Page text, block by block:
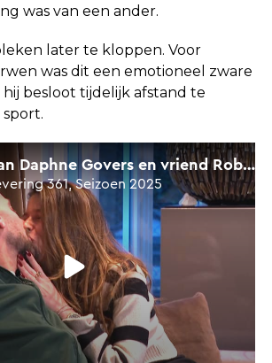
was van een ander.
later te kloppen. Voor
was dit een emotioneel zware
hij besloot tijdelijk afstand te